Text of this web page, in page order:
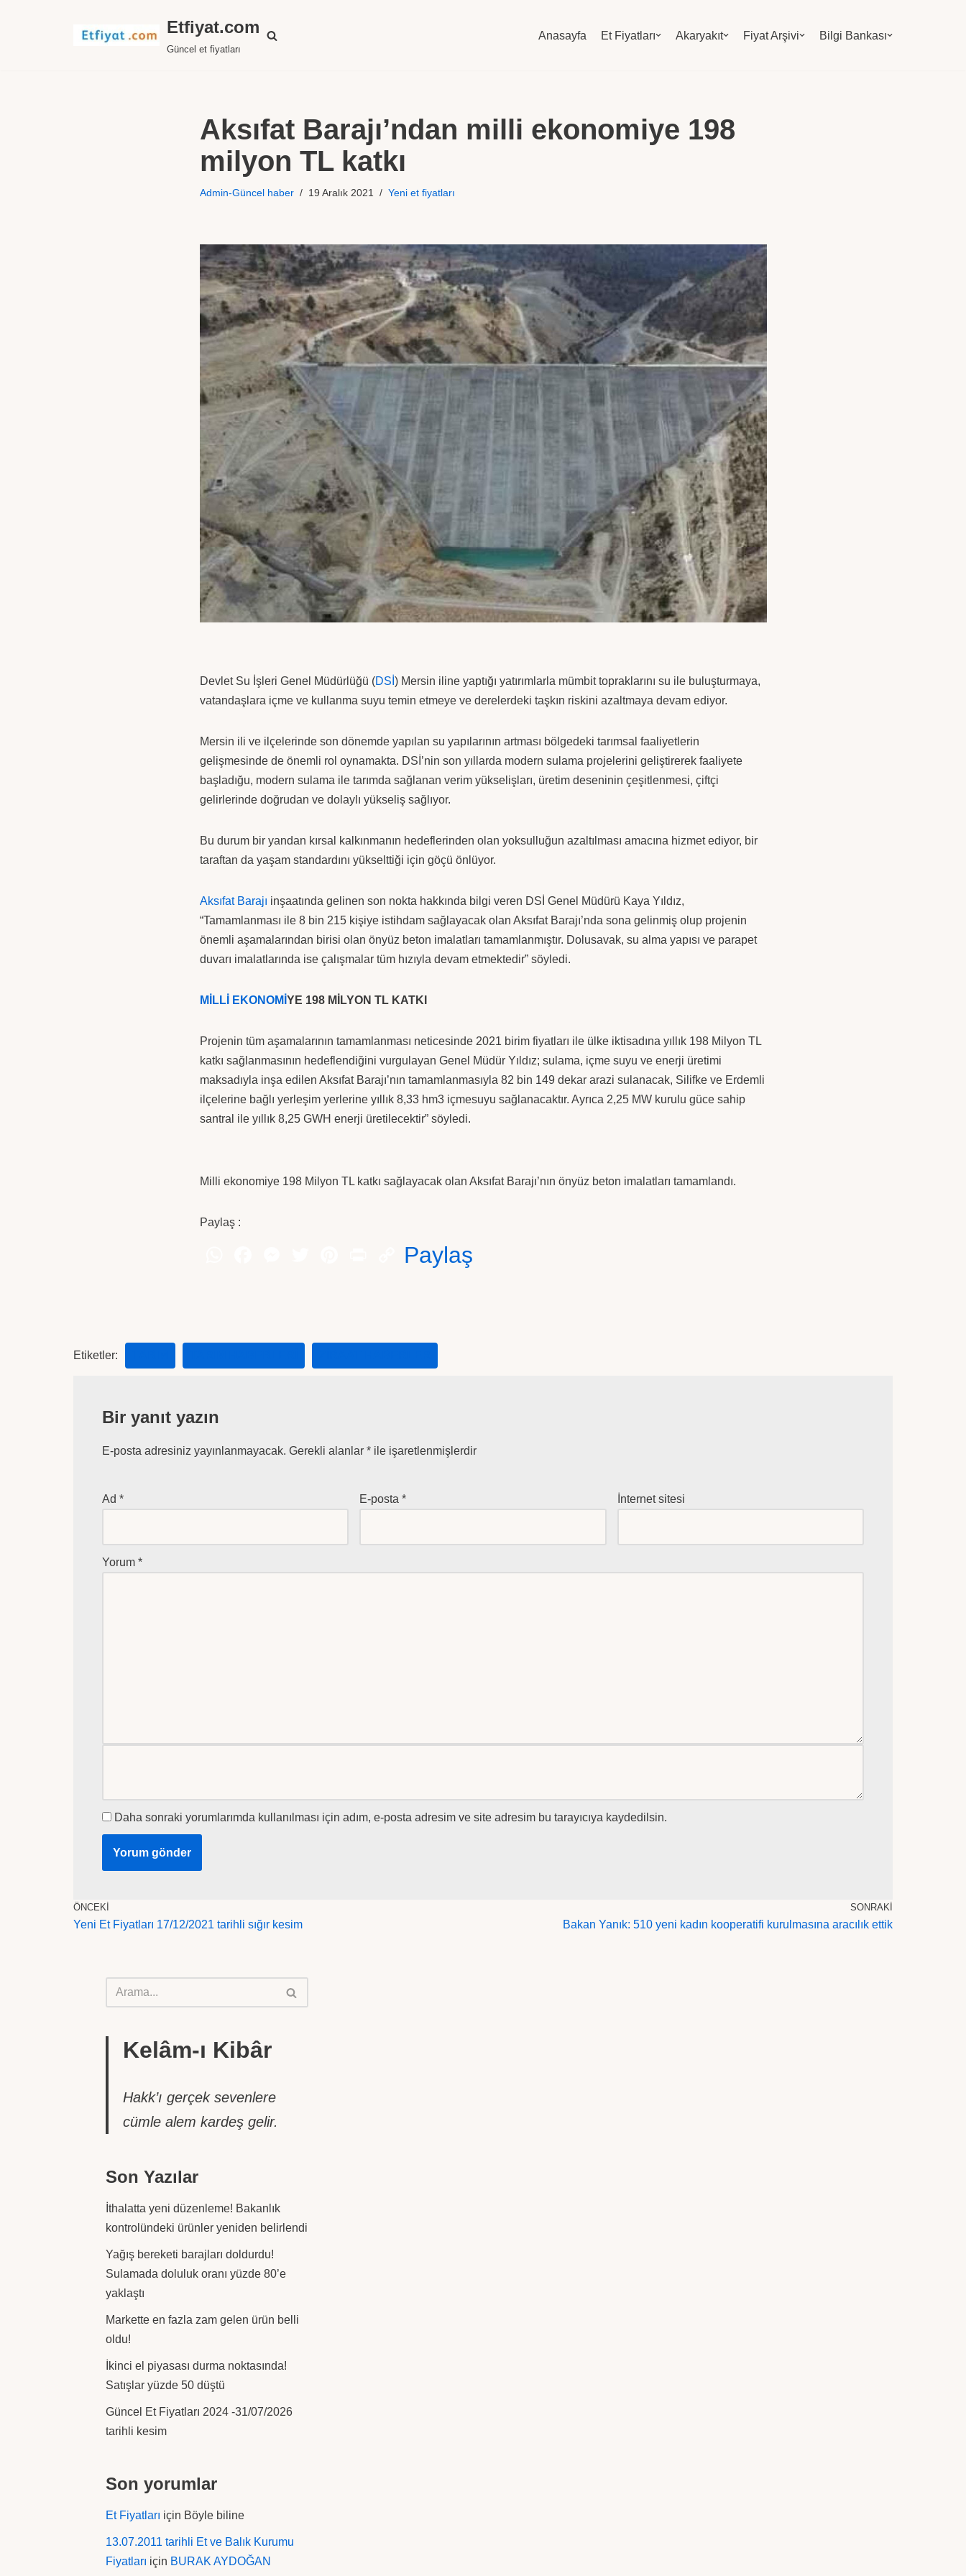
Etfiyat.com
Güncel et fiyatları
Anasayfa Et Fiyatları Akaryakıt Fiyat Arşivi Bilgi Bankası
Aksıfat Barajı’ndan milli ekonomiye 198
milyon TL katkı
Admin-Güncel haber 19 Aralık 2021 Yeni et fiyatları
Devlet Su İşleri Genel Müdürlüğü (DSİ ) Mersin iline yaptığı yatırımlarla mümbit topraklarını su ile buluşturmaya,
vatandaşlara içme ve kullanma suyu temin etmeye ve derelerdeki taşkın riskini azaltmaya devam ediyor.
Mersin ili ve ilçelerinde son dönemde yapılan su yapılarının artması bölgedeki tarımsal faaliyetlerin
gelişmesinde de önemli rol oynamakta. DSİ’nin son yıllarda modern sulama projelerini geliştirerek faaliyete
başladığu, modern sulama ile tarımda sağlanan verim yükselişları, üretim deseninin çeşitlenmesi, çiftçi
gelirlerinde doğrudan ve dolaylı yükseliş sağlıyor.
Bu durum bir yandan kırsal kalkınmanın hedeflerinden olan yoksulluğun azaltılması amacına hizmet ediyor, bir
taraftan da yaşam standardını yükselttiği için göçü önlüyor.
Aksıfat Barajı inşaatında gelinen son nokta hakkında bilgi veren DSİ Genel Müdürü Kaya Yıldız,
“Tamamlanması ile 8 bin 215 kişiye istihdam sağlayacak olan Aksıfat Barajı’nda sona gelinmiş olup projenin
önemli aşamalarından birisi olan önyüz beton imalatları tamamlanmıştır. Dolusavak, su alma yapısı ve parapet
duvarı imalatlarında ise çalışmalar tüm hızıyla devam etmektedir” söyledi.
MİLLİ EKONOMİ YE 198 MİLYON TL KATKI
Projenin tüm aşamalarının tamamlanması neticesinde 2021 birim fiyatları ile ülke iktisadına yıllık 198 Milyon TL
katkı sağlanmasının hedeflendiğini vurgulayan Genel Müdür Yıldız; sulama, içme suyu ve enerji üretimi
maksadıyla inşa edilen Aksıfat Barajı’nın tamamlanmasıyla 82 bin 149 dekar arazi sulanacak, Silifke ve Erdemli
ilçelerine bağlı yerleşim yerlerine yıllık 8,33 hm3 içmesuyu sağlanacaktır. Ayrıca 2,25 MW kurulu güce sahip
santral ile yıllık 8,25 GWH enerji üretilecektir” söyledi.
Milli ekonomiye 198 Milyon TL katkı sağlayacak olan Aksıfat Barajı’nın önyüz beton imalatları tamamlandı.
Paylaş :
Paylaş
Etiketler:
Bir yanıt yazın
E-posta adresiniz yayınlanmayacak. Gerekli alanlar * ile işaretlenmişlerdir
Ad * E-posta* İnternet sitesi
Yorum *
Daha sonraki yorumlarımda kullanılması için adım, e-posta adresim ve site adresim bu tarayıcıya kaydedilsin.
ÖNCEKI
Yeni Et Fiyatları 17/12/2021 tarihli sığır kesim
SONRAKI
Bakan Yanık: 510 yeni kadın kooperatifi kurulmasına aracılık ettik
Kelâm-ı Kibâr
Hakk’ı gerçek sevenlere
cümle alem kardeş gelir.
Son Yazılar
İthalatta yeni düzenleme! Bakanlık
kontrolündeki ürünler yeniden belirlendi
Yağış bereketi barajları doldurdu!
Sulamada doluluk oranı yüzde 80’e
yaklaştı
Markette en fazla zam gelen ürün belli
oldu!
İkinci el piyasası durma noktasında!
Satışlar yüzde 50 düştü
Güncel Et Fiyatları 2024 -31/07/2026
tarihli kesim
Son yorumlar
Et Fiyatları için Böyle biline
13.07.2011 tarihli Et ve Balık Kurumu
Fiyatları için BURAK AYDOĞAN